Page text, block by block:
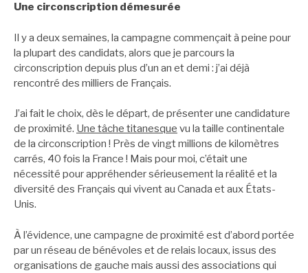
Une circonscription démesurée
Il y a deux semaines, la campagne commençait à peine pour
la plupart des candidats, alors que je parcours la
circonscription depuis plus d’un an et demi : j’ai déjà
rencontré des milliers de Français.
J’ai fait le choix, dès le départ, de présenter une candidature
de proximité. Une tâche titanesque vu la taille continentale
de la circonscription ! Près de vingt millions de kilomètres
carrés, 40 fois la France ! Mais pour moi, c’était une
nécessité pour appréhender sérieusement la réalité et la
diversité des Français qui vivent au Canada et aux États-
Unis.
À l’évidence, une campagne de proximité est d’abord portée
par un réseau de bénévoles et de relais locaux, issus des
organisations de gauche mais aussi des associations qui